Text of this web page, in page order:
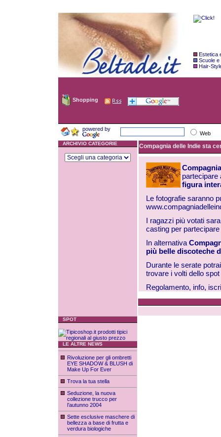
Estetica
Scuole e
Hair-
Shopping
powered by
Web
ARCHIVIO CATEGORIE
SPOT
LE ALTRE NEWS
Rivoluzione per gli ombretti
EYE SHADOW & BLUSH di
Make Up For Ever
Trova la tua stella
Seduzione, la nuova
collezione trucco per
l’autunno 2004
Sette esclusive maschere di
bellezza a base di frutta e
verdura biologiche
Compagnia delle Indie sta
partecipare
figura
Le fotografie saranno
I ragazzi più votati
casting per
In alternativa
più belle discoteche
Durante le serate
trovare i volti dello
Regolamento, info,